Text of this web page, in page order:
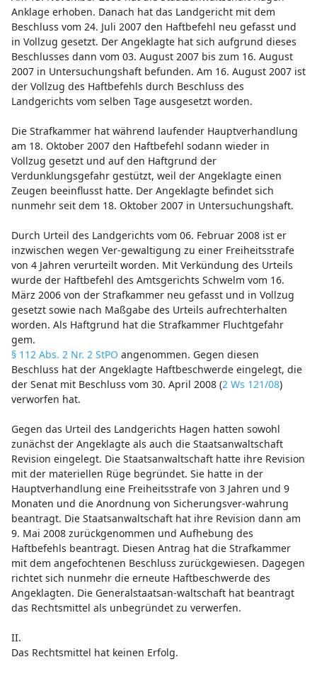
Anklage erhoben. Danach hat das Landgericht mit dem
Beschluss vom 24. Juli 2007 den Haftbefehl neu gefasst und
in Vollzug gesetzt. Der Angeklagte hat sich aufgrund dieses
Beschlusses dann vom 03. August 2007 bis zum 16. August
2007 in Untersuchungshaft befunden. Am 16. August 2007 ist
der Vollzug des Haftbefehls durch Beschluss des
Landgerichts vom selben Tage ausgesetzt worden.
Die Strafkammer hat während laufender Hauptverhandlung
am 18. Oktober 2007 den Haftbefehl sodann wieder in
Vollzug gesetzt und auf den Haftgrund der
Verdunklungsgefahr gestützt, weil der Angeklagte einen
Zeugen beeinflusst hatte. Der Angeklagte befindet sich
nunmehr seit dem 18. Oktober 2007 in Untersuchungshaft.
Durch Urteil des Landgerichts vom 06. Februar 2008 ist er
inzwischen wegen Ver-gewaltigung zu einer Freiheitsstrafe
von 4 Jahren verurteilt worden. Mit Verkündung des Urteils
wurde der Haftbefehl des Amtsgerichts Schwelm vom 16.
März 2006 von der Strafkammer neu gefasst und in Vollzug
gesetzt sowie nach Maßgabe des Urteils aufrechterhalten
worden. Als Haftgrund hat die Strafkammer Fluchtgefahr
gem.
§ 112 Abs. 2 Nr. 2 StPO angenommen. Gegen diesen
Beschluss hat der Angeklagte Haftbeschwerde eingelegt, die
der Senat mit Beschluss vom 30. April 2008 (2 Ws 121/08)
verworfen hat.
Gegen das Urteil des Landgerichts Hagen hatten sowohl
zunächst der Angeklagte als auch die Staatsanwaltschaft
Revision eingelegt. Die Staatsanwaltschaft hatte ihre Revision
mit der materiellen Rüge begründet. Sie hatte in der
Hauptverhandlung eine Freiheitsstrafe von 3 Jahren und 9
Monaten und die Anordnung von Sicherungsver-wahrung
beantragt. Die Staatsanwaltschaft hat ihre Revision dann am
9. Mai 2008 zurückgenommen und Aufhebung des
Haftbefehls beantragt. Diesen Antrag hat die Strafkammer
mit dem angefochtenen Beschluss zurückgewiesen. Dagegen
richtet sich nunmehr die erneute Haftbeschwerde des
Angeklagten. Die Generalstaatsan-waltschaft hat beantragt
das Rechtsmittel als unbegründet zu verwerfen.
II.
Das Rechtsmittel hat keinen Erfolg.